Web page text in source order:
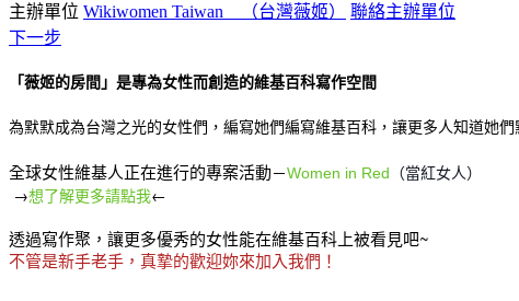
主辦單位 Wikiwomen Taiwan （台灣薇姬）
聯絡主辦單位
下一步
「薇姬的房間」是專為女性而創造的維基百科寫作空間
為默默成為台灣之光的女性們，編寫她們編寫維基百科，讓更多人知道她們
全球女性維基人正在進行的專案活動－Women in Red （當紅女人）
→想了解更多請點我←
透過寫作聚，讓更多優秀的女性能在維基百科上被看見吧~
不管是新手老手，真摯的歡迎妳來加入我們！